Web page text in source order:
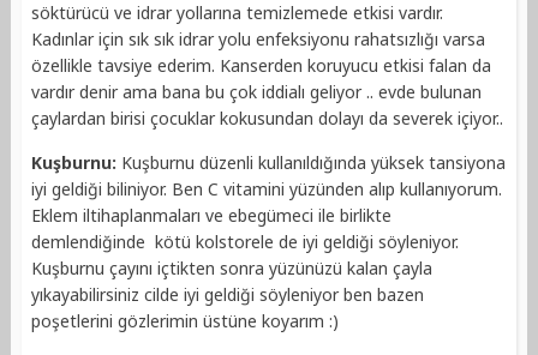
söktürücü ve idrar yollarına temizlemede etkisi vardır.
Kadınlar için sık sık idrar yolu enfeksiyonu rahatsızlığı varsa
özellikle tavsiye ederim. Kanserden koruyucu etkisi falan da
vardır denir ama bana bu çok iddialı geliyor .. evde bulunan
çaylardan birisi çocuklar kokusundan dolayı da severek içiyor..
Kuşburnu: Kuşburnu düzenli kullanıldığında yüksek tansiyona
iyi geldiği biliniyor. Ben C vitamini yüzünden alıp kullanıyorum.
Eklem iltihaplanmaları ve ebegümeci ile birlikte
demlendiğinde kötü kolstorele de iyi geldiği söyleniyor.
Kuşburnu çayını içtikten sonra yüzünüzü kalan çayla
yıkayabilirsiniz cilde iyi geldiği söyleniyor ben bazen
poşetlerini gözlerimin üstüne koyarım :)